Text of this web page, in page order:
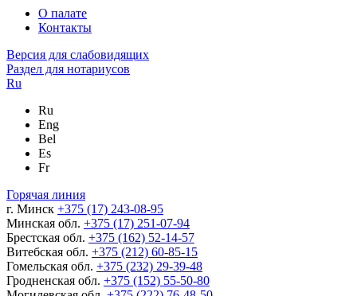
О палате
Контакты
Версия для слабовидящих
Раздел для нотариусов
Ru
Ru
Eng
Bel
Es
Fr
Горячая линия
г. Минск +375 (17) 243-08-95
Минская обл. +375 (17) 251-07-94
Брестская обл. +375 (162) 52-14-57
Витебская обл. +375 (212) 60-85-15
Гомельская обл. +375 (232) 29-39-48
Гродненская обл. +375 (152) 55-50-80